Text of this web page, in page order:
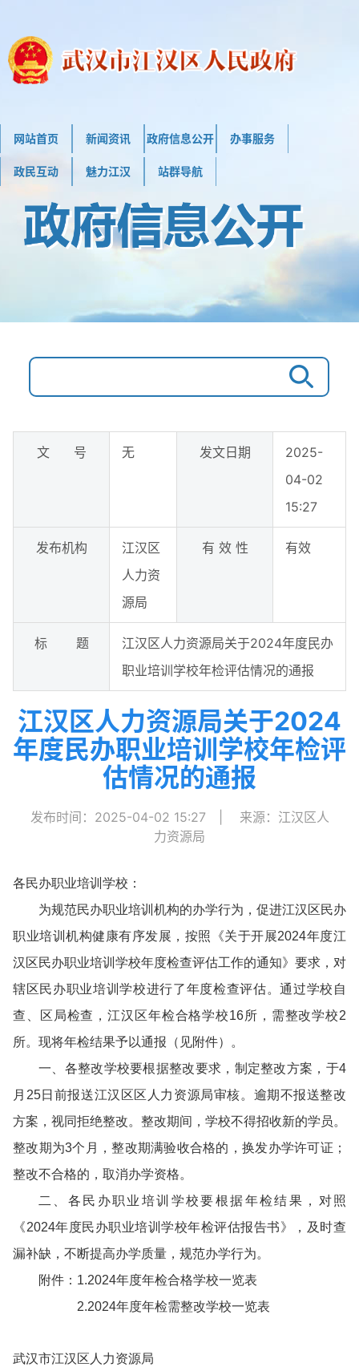
网站首页 新闻资讯 政府信息公开 办事服务
政民互动 魅力江汉 站群导航
文 号 无 发文日期
2025-
04-02
15:27
发布机构
江汉区
人力资
源局
有 效 性 有效
标 题
江汉区人力资源局关于2024年度民办
职业培训学校年检评估情况的通报
江汉区人力资源局关于2024
年度民办职业培训学校年检评
估情况的通报
发布时间：2025-04-02 15:27
来源：江汉区人
力资源局
各民办职业培训学校：
为规范民办职业培训机构的办学行为，促进江汉区民办
职业培训机构健康有序发展，按照《关于开展2024年度江
汉区民办职业培训学校年度检查评估工作的通知》要求，对
辖区民办职业培训学校进行了年度检查评估。通过学校自
查、区局检查，江汉区年检合格学校16所，需整改学校2
所。现将年检结果予以通报（见附件）。
一、各整改学校要根据整改要求，制定整改方案，于4
月25日前报送江汉区区人力资源局审核。逾期不报送整改
方案，视同拒绝整改。整改期间，学校不得招收新的学员。
整改期为3个月，整改期满验收合格的，换发办学许可证；
整改不合格的，取消办学资格。
二、各民办职业培训学校要根据年检结果，对照
《2024年度民办职业培训学校年检评估报告书》，及时查
漏补缺，不断提高办学质量，规范办学行为。
附件：1.2024年度年检合格学校一览表
2.2024年度年检需整改学校一览表
武汉市江汉区人力资源局